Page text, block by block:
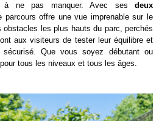
à ne pas manquer. Avec sesdeux
parcours offre une vue imprenable sur le
les plus hauts du parc, perchés
aux visiteurs de tester leur équilibre et
Que vous soyez débutant ou
tous les niveaux et tous les âges.